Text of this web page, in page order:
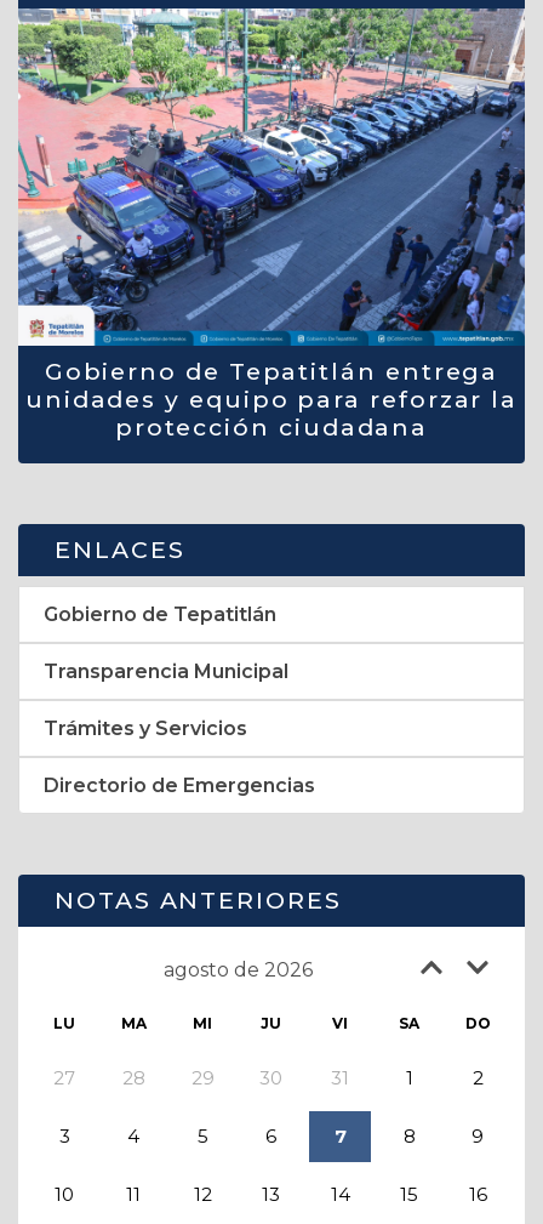
Gobierno de Tepatitlán entrega
unidades y equipo para reforzar la
protección ciudadana
ENLACES
Gobierno de Tepatitlán
Transparencia Municipal
Trámites y Servicios
Directorio de Emergencias
NOTAS ANTERIORES
agosto de 2026
LU MA MI JU VI SA DO
27 28 29 30 31 1 2
3 4 5 6 7 8 9
10 11 12 13 14 15 16